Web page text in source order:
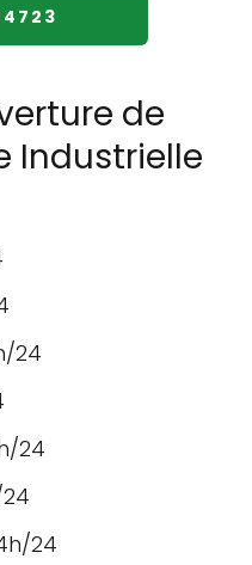
de
Industrielle
24
24
24